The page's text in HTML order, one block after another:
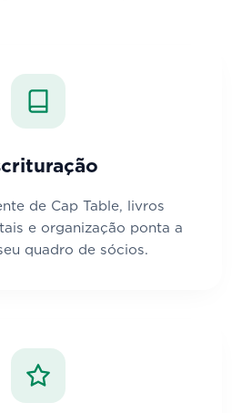
de Cap Table, livros
e organização ponta a
quadro de sócios.